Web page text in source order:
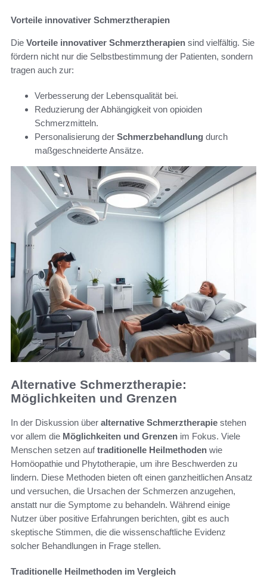
Vorteile innovativer Schmerztherapien
Die Vorteile innovativer Schmerztherapien sind vielfältig. Sie
fördern nicht nur die Selbstbestimmung der Patienten, sondern
tragen auch zur:
Verbesserung der Lebensqualität bei.
Reduzierung der Abhängigkeit von opioiden
Schmerzmitteln.
Personalisierung der Schmerzbehandlung durch
maßgeschneiderte Ansätze.
Alternative Schmerztherapie:
Möglichkeiten und Grenzen
In der Diskussion über alternative Schmerztherapie stehen
vor allem die Möglichkeiten und Grenzen im Fokus. Viele
Menschen setzen auftraditionelle Heilmethoden wie
Homöopathie und Phytotherapie, um ihre Beschwerden zu
lindern. Diese Methoden bieten oft einen ganzheitlichen Ansatz
und versuchen, die Ursachen der Schmerzen anzugehen,
anstatt nur die Symptome zu behandeln. Während einige
Nutzer über positive Erfahrungen berichten, gibt es auch
skeptische Stimmen, die die wissenschaftliche Evidenz
solcher Behandlungen in Frage stellen.
Traditionelle Heilmethoden im Vergleich